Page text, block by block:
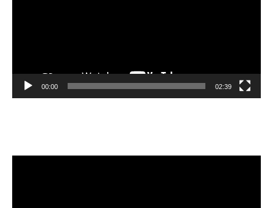
00:00 02:39